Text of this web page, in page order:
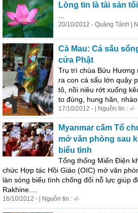
Lòng tin là tài sản
20/10/2012 - Quảng Tánh |
Cà Mau: Cá sấu
cửa Phật
Trụ trì chùa Bửu Hương
ra con cá sấu lớn quậy
tô, nồi niêu rớt xuống
to đùng, hung hãn, nhào
17/10/2012 - | Nguồn tin : -/-
Myanmar cấm Tổ
mở văn phòng sau
biểu tình
Tổng thống Miến Điện
chức Hợp tác Hồi Giáo (OIC) mở văn
làn sóng biểu tình chống đối nỗ lực giúp
Rakhine....
16/10/2012 - | Nguồn tin : -/-